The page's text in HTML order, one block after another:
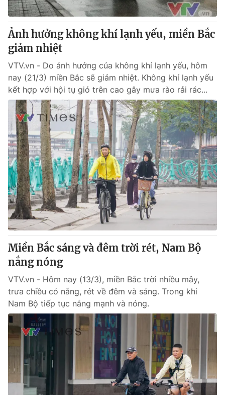
Tổng Biên tập:Vũ Thanh Thủy
Phó Tổng Biên tập:Nguyễn Thị Mỹ Hạnh, Phạm Quốc Thắng,
Nguyễn Trọng Ninh
Tổng đài VTV:024.38 355 931 - 024.38 355 932
Ðiện thoại Thời báo VTV:
024.66 897 897
Email:toasoan@vtv.vn
Liên hệ quảng cáo:024-7300.7108
® Cấm sao chép dưới mọi hình thức nếu không có sự chấp
thuận bằng văn bản. Ghi rõ nguồn VTV.vn khi phát hành lại
thông tin từ website này.
Ảnh hưởng không khí lạnh yếu, miền Bắc
giảm nhiệt
VTV.vn - Do ảnh hưởng của không khí lạnh yếu, hôm
nay (21/3) miền Bắc sẽ giảm nhiệt. Không khí lạnh yếu
kết hợp với hội tụ gió trên cao gây mưa rào rải rác...
Miền Bắc sáng và đêm trời rét, Nam Bộ
nắng nóng
VTV.vn - Hôm nay (13/3), miền Bắc trời nhiều mây,
trưa chiều có nắng, rét về đêm và sáng. Trong khi
Nam Bộ tiếp tục nắng mạnh và nóng.